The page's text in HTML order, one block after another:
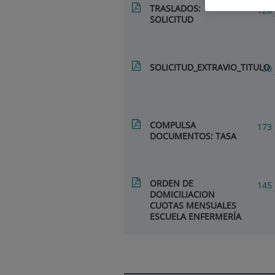
TRASLADOS:
SOLICITUD
128
SOLICITUD_EXTRAVIO_TITULO
30
COMPULSA
DOCUMENTOS: TASA
173
ORDEN DE
DOMICILIACION
CUOTAS MENSUALES
ESCUELA ENFERMERÍA
145